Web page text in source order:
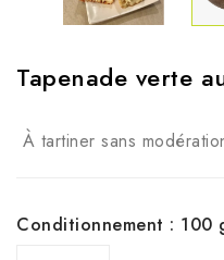
Tapenade verte
À tartiner sans
Conditionnement : 100